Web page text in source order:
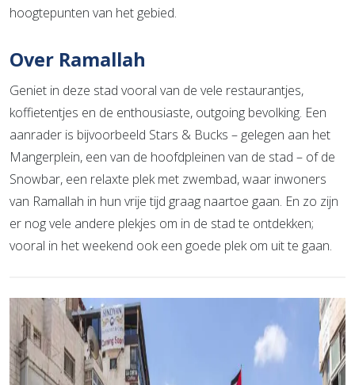
hoogtepunten van het gebied.
Over Ramallah
Geniet in deze stad vooral van de vele restaurantjes,
koffietentjes en de enthousiaste, outgoing bevolking. Een
aanrader is bijvoorbeeld Stars & Bucks – gelegen aan het
Mangerplein, een van de hoofdpleinen van de stad – of de
Snowbar, een relaxte plek met zwembad, waar inwoners
van Ramallah in hun vrije tijd graag naartoe gaan. En zo zijn
er nog vele andere plekjes om in de stad te ontdekken;
vooral in het weekend ook een goede plek om uit te gaan.